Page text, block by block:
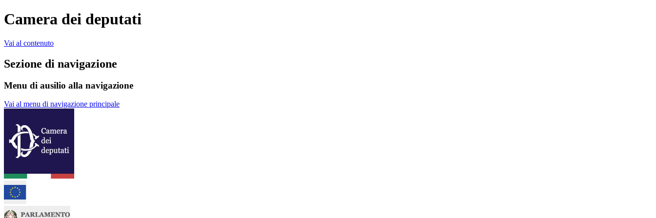
Camera dei deputati
Vai al contenuto
Sezione di navigazione
Menu di ausilio alla navigazione
Vai al menu di navigazione principale